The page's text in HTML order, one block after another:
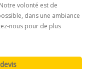
volonté est de
dans une ambiance
nous pour de plus